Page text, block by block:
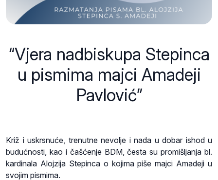
“Vjera nadbiskupa Stepinca
u pismima majci Amadeji
Pavlović”
Križ i uskrsnuće, trenutne nevolje i nada u dobar ishod u
budućnosti, kao i čašćenje BDM, česta su promišljanja bl.
kardinala Alojzija Stepinca o kojima piše majci Amadeji u
svojim pismima.